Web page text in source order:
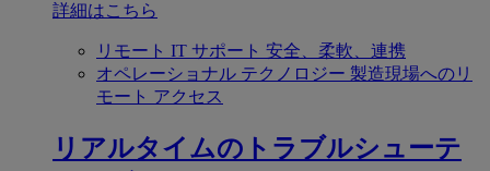
詳細はこちら
リモート IT サポート 安全、柔軟、連携
オペレーショナル テクノロジー 製造現場へのリ
モート アクセス
リアルタイムのトラブルシューテ